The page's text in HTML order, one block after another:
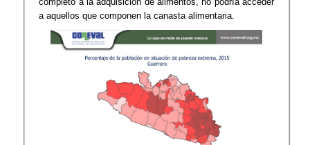
a aquellos que componen la canasta alimentaria.​